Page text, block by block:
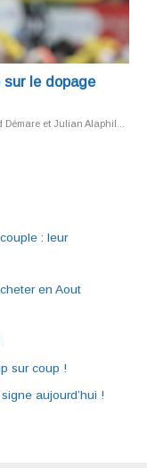
: leur
en Aout
sur coup !
aujourd’hui !